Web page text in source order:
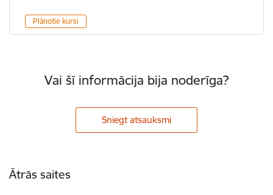
Plānotie kursi
Vai šī informācija bija noderīga?
Sniegt atsauksmi
Ātrās saites